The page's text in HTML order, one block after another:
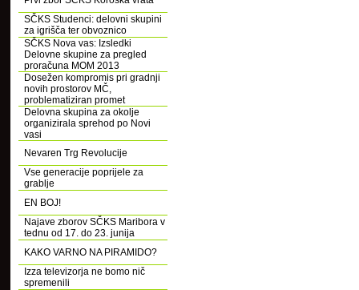
SČKS Studenci: delovni skupini
za igrišča ter obvoznico
SČKS Nova vas: Izsledki
Delovne skupine za pregled
proračuna MOM 2013
Dosežen kompromis pri gradnji
novih prostorov MČ,
problematiziran promet
Delovna skupina za okolje
organizirala sprehod po Novi
vasi
Nevaren Trg Revolucije
Vse generacije poprijele za
grablje
EN BOJ!
Najave zborov SČKS Maribora v
tednu od 17. do 23. junija
KAKO VARNO NA PIRAMIDO?
Izza televizorja ne bomo nič
spremenili